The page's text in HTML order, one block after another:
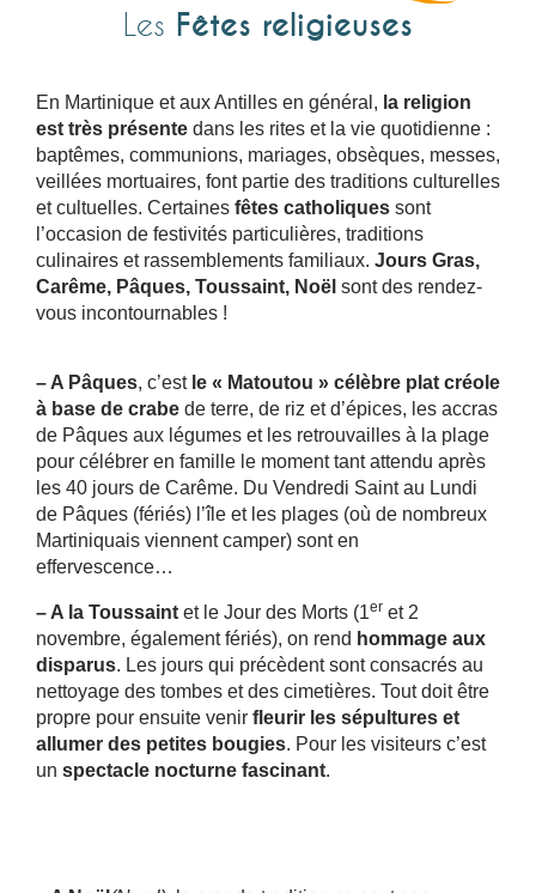
Les Fêtes religieuses
En Martinique et aux Antilles en général, la religion
est très présente dans les rites et la vie quotidienne :
baptêmes, communions, mariages, obsèques, messes,
veillées mortuaires, font partie des traditions culturelles
et cultuelles. Certaines fêtes catholiques sont
l’occasion de festivités particulières, traditions
culinaires et rassemblements familiaux. Jours Gras,
Carême, Pâques, Toussaint, Noël sont des rendez-
vous incontournables !
– A Pâques, c’est le « Matoutou » célèbre plat créole
à base de crabe de terre, de riz et d’épices, les accras
de Pâques aux légumes et les retrouvailles à la plage
pour célébrer en famille le moment tant attendu après
les 40 jours de Carême. Du Vendredi Saint au Lundi
de Pâques (fériés) l’île et les plages (où de nombreux
Martiniquais viennent camper) sont en
effervescence…
– A la Toussaint et le Jour des Morts (1er et 2
novembre, également fériés), on rend hommage aux
disparus. Les jours qui précèdent sont consacrés au
nettoyage des tombes et des cimetières. Tout doit être
propre pour ensuite venir fleurir les sépultures et
allumer des petites bougies. Pour les visiteurs c’est
un spectacle nocturne fascinant.